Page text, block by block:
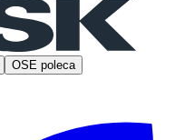
OSE poleca